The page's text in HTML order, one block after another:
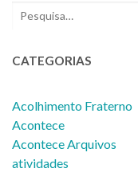
CATEGORIAS
Acolhimento Fraterno
Acontece
Acontece Arquivos
atividades